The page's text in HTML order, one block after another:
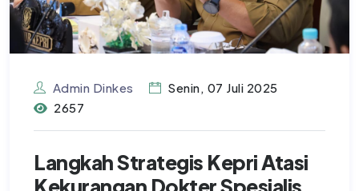
Admin Dinkes
Senin, 07 Juli 2025
2657
Langkah Strategis Kepri Atasi